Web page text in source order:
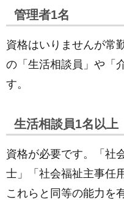
管理者1名
資格はいりませんが常
の「生活相談員」や「
す。
生活相談員1名以上
資格が必要です。「社
士」「社会福祉主事任
これらと同等の能力を